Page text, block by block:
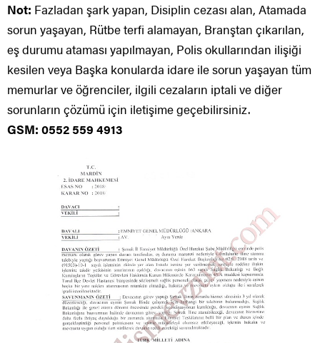
Not: Fazladan şark yapan, Disiplin cezası alan, Atamada
sorun yaşayan, Rütbe terfi alamayan, Branştan çıkarılan,
eş durumu ataması yapılmayan, Polis okullarından ilişiği
kesilen veya Başka konularda idare ile sorun yaşayan tüm
memurlar ve öğrenciler, ilgili cezaların iptali ve diğer
sorunların çözümü için iletişime geçebilirsiniz.
GSM: 0552 559 4913